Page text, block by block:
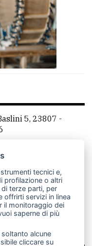
5, 23807 -
RSS
tecnici e,
profilazione o altri
terze parti, per
offrirti servizi in linea
il monitoraggio dei
saperne di più
alcune
cliccare su